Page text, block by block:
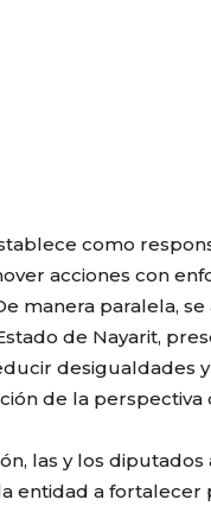
como
acciones con
manera paralela,
de Nayarit,
desigualdades
de la
las y los
entidad a